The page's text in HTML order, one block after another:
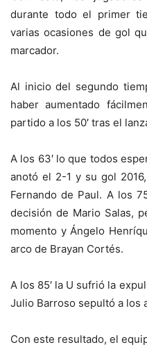
durante todo el primer
varias ocasiones de gol
marcador.
Al inicio del segundo
haber aumentado
partido a los 50′ tras el
A los 63′ lo que todos
anotó el 2-1 y su gol
Fernando de Paul. A los
decisión de Mario Salas,
momento y Ángelo
arco de Brayan Cortés.
A los 85′ la U sufrió la
Julio Barroso sepultó a los
Con este resultado, el